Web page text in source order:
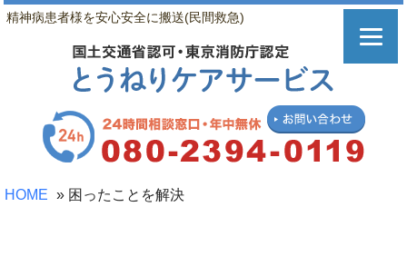
精神病患者様を安心安全に搬送(民間救急)
HOME » 困ったことを解決